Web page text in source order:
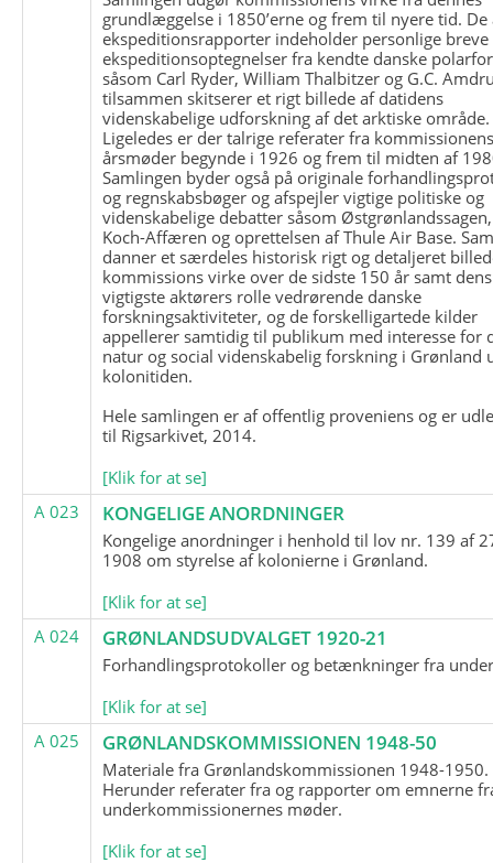
grundlæggelse i 1850’erne og frem til nyere tid.
ekspeditionsrapporter indeholder personlige breve
ekspeditionsoptegnelser fra kendte danske
såsom Carl Ryder, William Thalbitzer og G.C.
tilsammen skitserer et rigt billede af datidens
videnskabelige udforskning af det arktiske område.
Ligeledes er der talrige referater fra
årsmøder begynde i 1926 og frem til midten af
Samlingen byder også på originale
og regnskabsbøger og afspejler vigtige politiske og
videnskabelige debatter såsom
Koch-Affæren og oprettelsen af Thule Air Base.
danner et særdeles historisk rigt og detaljeret
kommissions virke over de sidste 150 år samt dens
vigtigste aktørers rolle vedrørende danske
forskningsaktiviteter, og de forskelligartede kilder
appellerer samtidig til publikum med interesse for
natur og social videnskabelig forskning i Grønland
kolonitiden.
Hele samlingen er af offentlig proveniens og er
til Rigsarkivet, 2014.
[Klik for at se]
A 023
KONGELIGE ANORDNINGER
Kongelige anordninger i henhold til lov nr. 139 af
1908 om styrelse af kolonierne i Grønland.
[Klik for at se]
A 024
GRØNLANDSUDVALGET 1920-21
Forhandlingsprotokoller og betænkninger fra
[Klik for at se]
A 025
GRØNLANDSKOMMISSIONEN 1948-50
Materiale fra Grønlandskommissionen 1948-1950.
Herunder referater fra og rapporter om emnerne
underkommissionernes møder.
[Klik for at se]